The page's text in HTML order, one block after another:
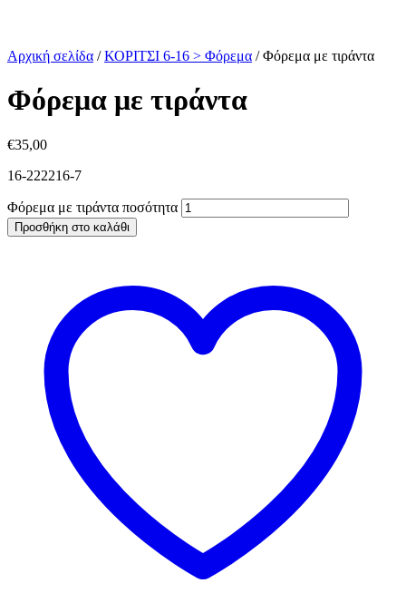
Αρχική σελίδα / ΚΟΡΙΤΣΙ 6-16 > Φόρεμα /Φόρεμα με τιράντα
Φόρεμα με τιράντα
€35,00
16-222216-7
Φόρεμα με τιράντα ποσότητα
Προσθήκη στο καλάθι